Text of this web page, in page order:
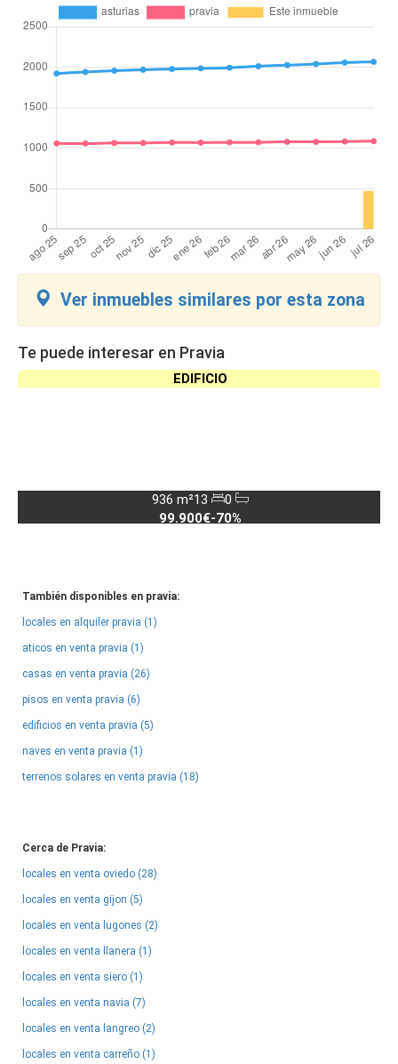
Ver inmuebles similares por esta zona
Te puede interesar en Pravia
EDIFICIO
936 m²13
0
99.900€-70%
También disponibles en pravia:
locales en alquiler pravia (1)
aticos en venta pravia (1)
casas en venta pravia (26)
pisos en venta pravia (6)
edificios en venta pravia (5)
naves en venta pravia (1)
terrenos solares en venta pravia (18)
Cerca de Pravia:
locales en venta oviedo (28)
locales en venta gijon (5)
locales en venta lugones (2)
locales en venta llanera (1)
locales en venta siero (1)
locales en venta navia (7)
locales en venta langreo (2)
locales en venta carreño (1)